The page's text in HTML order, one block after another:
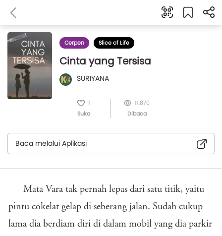
Cerpen Slice of Life
Cinta yang Tersisa
SURIYANA
1
Suka
11,870
Dibaca
Baca melalui Aplikasi
Mata Vara tak pernah lepas dari satu titik, yaitu
pintu cokelat gelap di seberang jalan. Sudah cukup
lama dia berdiam diri di dalam mobil yang dia parkir